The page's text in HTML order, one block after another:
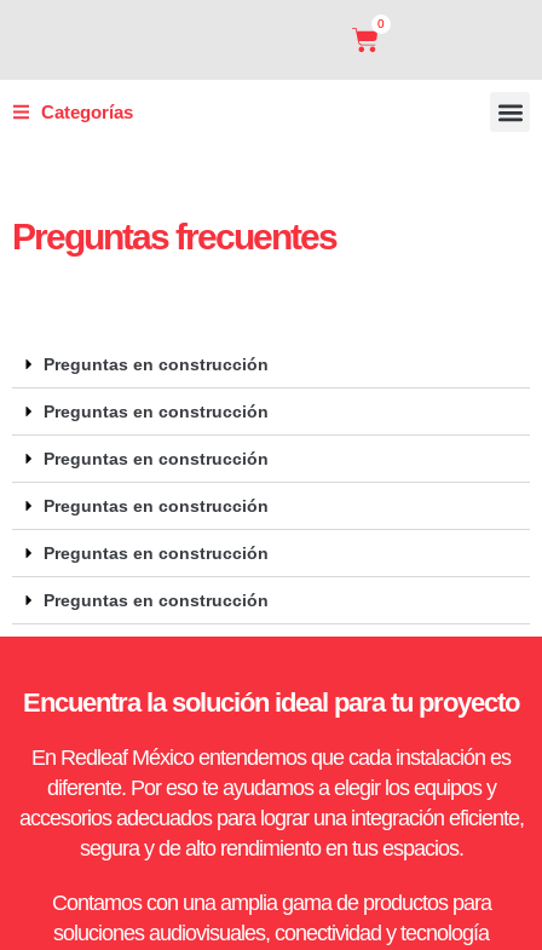
0
Categorías
Preguntas frecuentes
Preguntas en construcción
Preguntas en construcción
Preguntas en construcción
Preguntas en construcción
Preguntas en construcción
Preguntas en construcción
Encuentra la solución ideal para tu proyecto
En Redleaf México entendemos que cada instalación es
diferente. Por eso te ayudamos a elegir los equipos y
accesorios adecuados para lograr una integración eficiente,
segura y de alto rendimiento en tus espacios.
Contamos con una amplia gama de productos para
soluciones audiovisuales, conectividad y tecnología